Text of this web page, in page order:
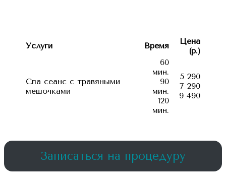
Услуги Время
Цена
(р.)
Спа сеанс с травяными
мешочками
60
мин.
90
мин.
120
мин.
5 290
7 290
9 490
Записаться на процедуру